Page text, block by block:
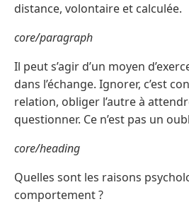
distance, volontaire et calculée.
core/paragraph
Il peut s’agir d’un moyen
dans l’échange. Ignorer, c’est
relation, obliger l’autre à
questionner. Ce n’est pas un
core/heading
Quelles sont les raisons
comportement ?